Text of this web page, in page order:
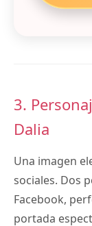
3.
Dalia
Una imagen
sociales. Dos
Facebook,
portada